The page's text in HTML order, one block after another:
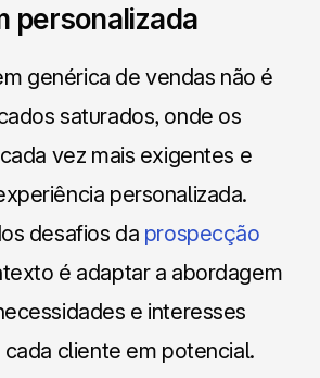
personalizada
genérica de vendas não é
saturados, onde os
vez mais exigentes e
personalizada.
desafios da prospecção
é adaptar a abordagem
e interesses
cliente em potencial.